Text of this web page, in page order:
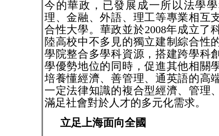
今的華政，已發展成一所以法學
理、金融、外語、理工等專業相互
合性大學。華政並於2008年成立了
陸高校中不多見的獨立建制綜合性
學院整合多學科資源，搭建跨學科
學優勢地位的同時，促進其他相關
培養懂經濟、善管理、通英語的高
一定法律知識的複合型經濟、管理
滿足社會對於人才的多元化需求。
立足上海面向全國